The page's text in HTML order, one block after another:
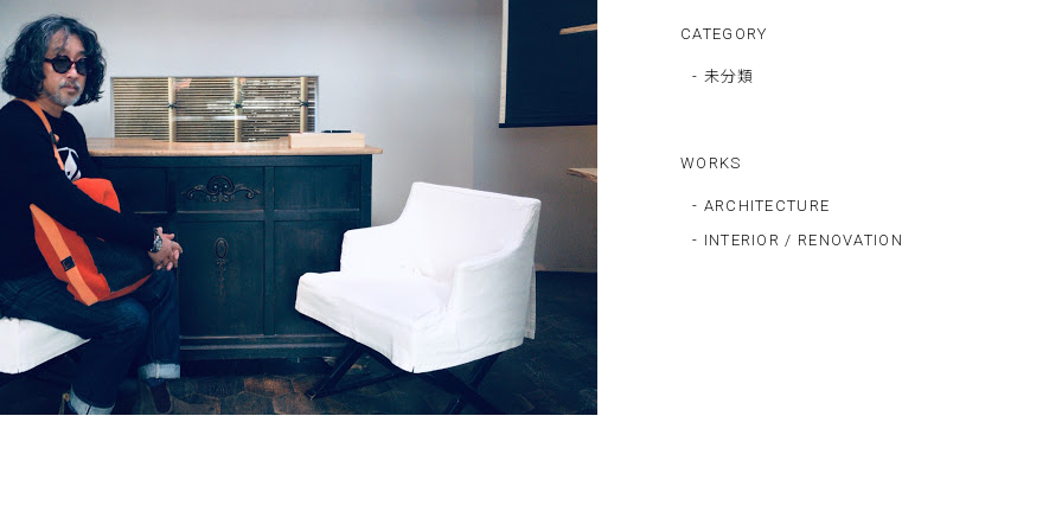
CATEGORY
- 未分類
WORKS
- ARCHITECTURE
- INTERIOR / RENOVATION